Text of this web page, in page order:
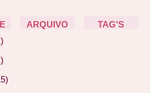
ARQUIVO TAG'S